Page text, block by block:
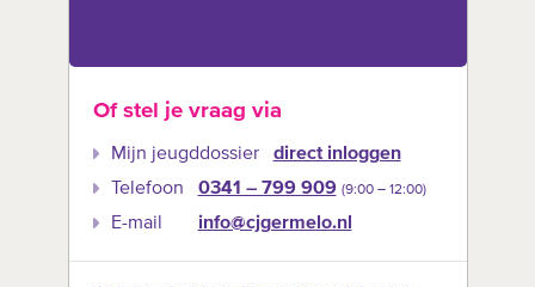
Of stel je vraag via
Mijn jeugddossier
direct inloggen
Telefoon
0341 – 799 909 (9:00 –‍ 12:00)
E-mail info@cjgermelo.nl